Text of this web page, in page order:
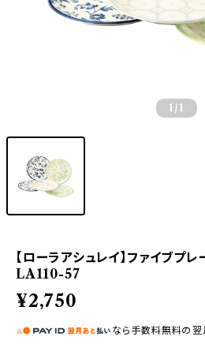
1 /1
【ローラアシュレイ】ファイブプレ
LA110-57
¥2,750
なら 手数料無料の 翌